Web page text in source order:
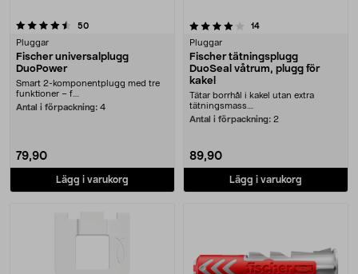
50recensioner
Pluggar
Fischer universalplugg
DuoPower
Smart 2-komponentplugg med tre
funktioner – f....
Antal i förpackning: 4
79,90
Lägg i varukorg
4.0 av 5 stjärnor 14recensioner
Pluggar
Fischer tätningsplugg
DuoSeal våtrum, plugg för
kakel
Tätar borrhål i kakel utan extra
tätningsmass....
Antal i förpackning: 2
89,90
Lägg i varukorg